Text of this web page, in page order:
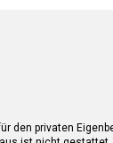
den privaten